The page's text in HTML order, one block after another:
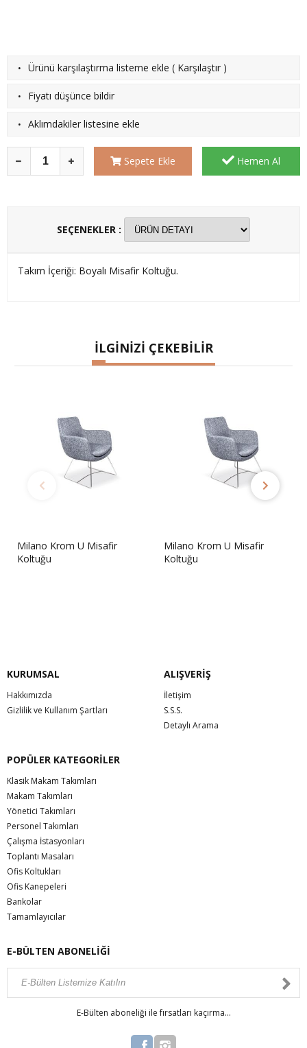
· Ürünü karşılaştırma listeme ekle ( Karşılaştır )
· Fiyatı düşünce bildir
· Aklımdakiler listesine ekle
Sepete Ekle Hemen Al
SEÇENEKLER :
Takım İçeriği: Boyalı Misafir Koltuğu.
İLGİNİZİ ÇEKEBİLİR
U Misafir
Milano Krom U Misafir
Lido Üçlü
KURUMSAL
Hakkımızda
Gizlilik ve Kullanım Şartları
ALIŞVERİŞ
İletişim
S.S.S.
Detaylı Arama
POPÜLER KATEGORİLER
Klasik Makam Takımları
Makam Takımları
Yönetici Takımları
Personel Takımları
Çalışma İstasyonları
Toplantı Masaları
Ofis Koltukları
Ofis Kanepeleri
Bankolar
Tamamlayıcılar
E-BÜLTEN ABONELİĞİ
E-Bülten aboneliği ile fırsatları kaçırma...